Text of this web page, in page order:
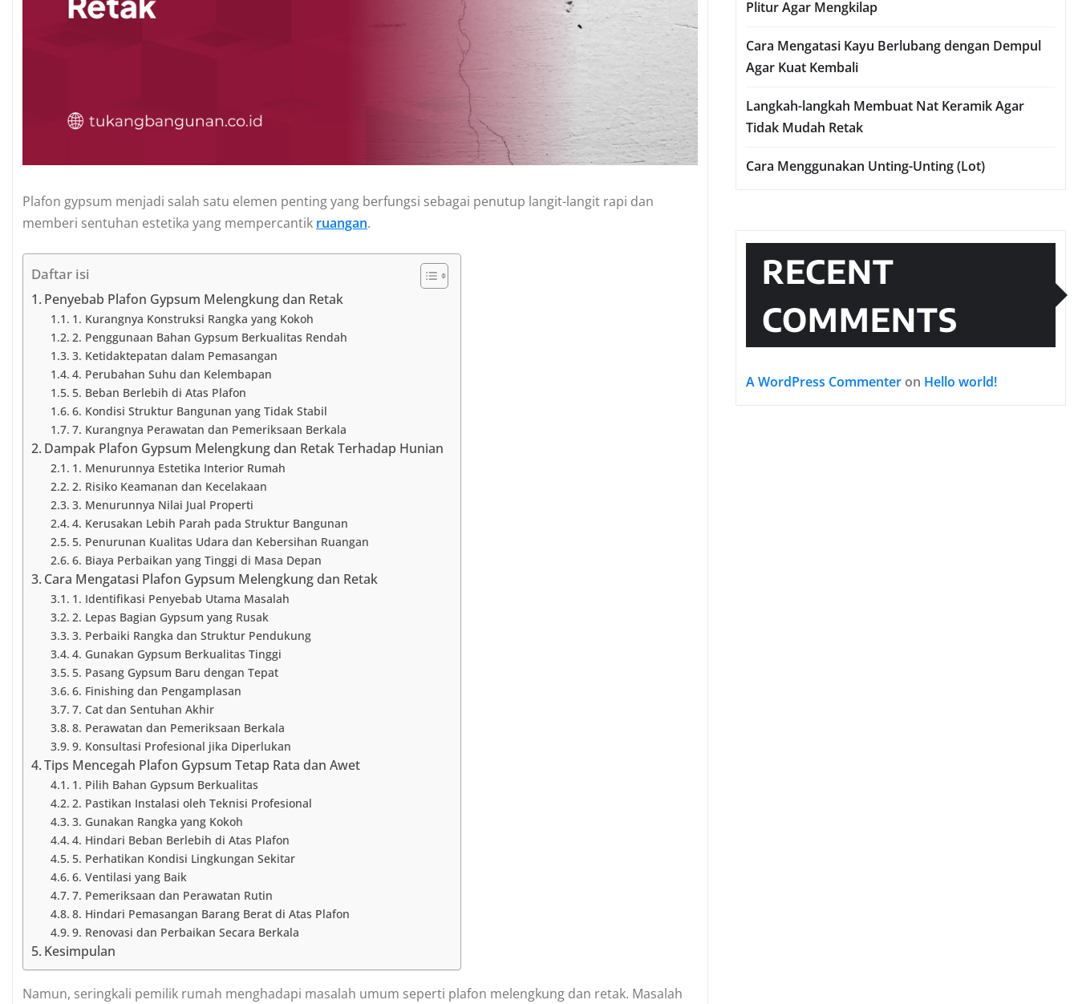
Plafon gypsum menjadi salah satu elemen penting yang berfungsi sebagai penutup langit-langit rapi dan
memberi sentuhan estetika yang mempercantik ruangan.
Daftar isi
Penyebab Plafon Gypsum Melengkung dan Retak
1. Kurangnya Konstruksi Rangka yang Kokoh
2. Penggunaan Bahan Gypsum Berkualitas Rendah
3. Ketidaktepatan dalam Pemasangan
4. Perubahan Suhu dan Kelembapan
5. Beban Berlebih di Atas Plafon
6. Kondisi Struktur Bangunan yang Tidak Stabil
7. Kurangnya Perawatan dan Pemeriksaan Berkala
Dampak Plafon Gypsum Melengkung dan Retak Terhadap Hunian
1. Menurunnya Estetika Interior Rumah
2. Risiko Keamanan dan Kecelakaan
3. Menurunnya Nilai Jual Properti
4. Kerusakan Lebih Parah pada Struktur Bangunan
5. Penurunan Kualitas Udara dan Kebersihan Ruangan
6. Biaya Perbaikan yang Tinggi di Masa Depan
Cara Mengatasi Plafon Gypsum Melengkung dan Retak
1. Identifikasi Penyebab Utama Masalah
2. Lepas Bagian Gypsum yang Rusak
3. Perbaiki Rangka dan Struktur Pendukung
4. Gunakan Gypsum Berkualitas Tinggi
5. Pasang Gypsum Baru dengan Tepat
6. Finishing dan Pengamplasan
7. Cat dan Sentuhan Akhir
8. Perawatan dan Pemeriksaan Berkala
9. Konsultasi Profesional jika Diperlukan
Tips Mencegah Plafon Gypsum Tetap Rata dan Awet
1. Pilih Bahan Gypsum Berkualitas
2. Pastikan Instalasi oleh Teknisi Profesional
3. Gunakan Rangka yang Kokoh
4. Hindari Beban Berlebih di Atas Plafon
5. Perhatikan Kondisi Lingkungan Sekitar
6. Ventilasi yang Baik
7. Pemeriksaan dan Perawatan Rutin
8. Hindari Pemasangan Barang Berat di Atas Plafon
9. Renovasi dan Perbaikan Secara Berkala
Kesimpulan
Namun, seringkali pemilik rumah menghadapi masalah umum seperti plafon melengkung dan retak. Masalah
Plitur Agar Mengkilap
Cara Mengatasi Kayu Berlubang dengan Dempul
Agar Kuat Kembali
Langkah-langkah Membuat Nat Keramik Agar
Tidak Mudah Retak
Cara Menggunakan Unting-Unting (Lot)
RECENT
COMMENTS
A WordPress Commenter on Hello world!